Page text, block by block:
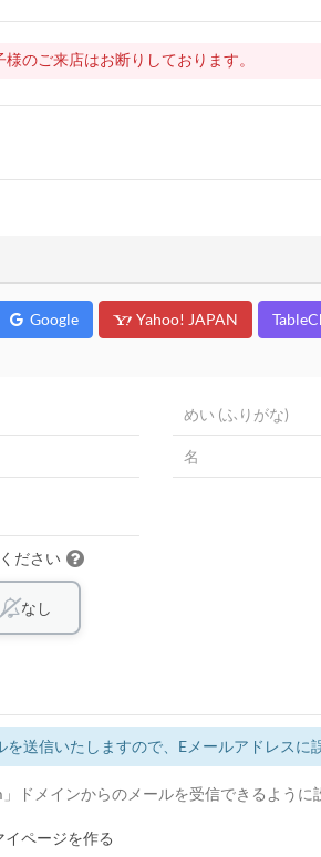
のご来店はお断りしております。
Google Yahoo! JAPAN
ださい
なし
を送信いたしますので、Eメールアドレスに
ドメインからのメールを受信できるように
イページを作る